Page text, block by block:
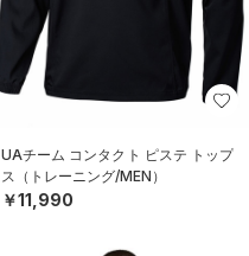
UAチーム コンタクト ピステ トップ
ス（トレーニング/MEN）
￥11,990